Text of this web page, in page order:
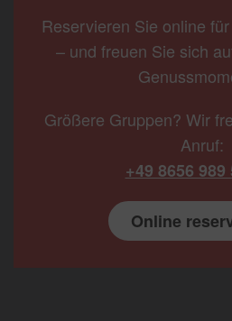
Reservieren Sie online
– und freuen Sie sich
Größere Gruppen? Wir
Anruf:
+49 8656 989
Online